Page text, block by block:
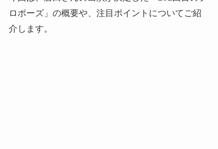
ロポーズ」の概要や、注目ポイントについてご紹
介します。